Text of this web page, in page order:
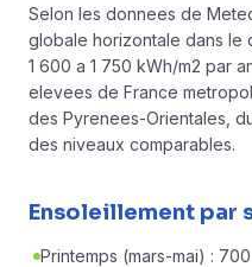
Selon les donnees de
globale horizontale dans le
1 600 a 1 750 kWh/m2 par
elevees de France
des Pyrenees-Orientales,
des niveaux comparables.
Ensoleillement par
Printemps (mars-mai) :